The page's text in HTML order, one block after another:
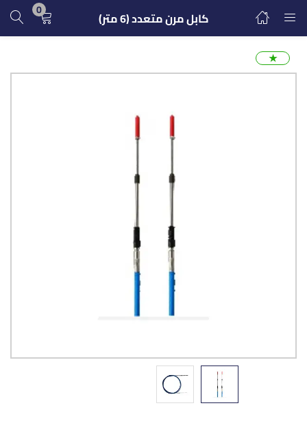
كابل مرن متعدد (6 متر) 0
تسجيل الدخول التسجيل
تسجيل الدخول
كلمة مرور مفقودة؟
★